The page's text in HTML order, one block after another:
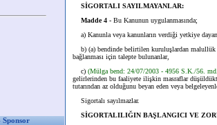
Sponsor
SİGORTALI SAYILMAYANLAR:
Madde 4 - Bu Kanunun uygulanmasında;
a) Kanunla veya kanunların verdiği yetkiye
b) (a) bendinde belirtilen kuruluşlardan malullük
bağlanması için talepte bulunanlar,
c) (Mülga bend: 24/07/2003 - 4956 S.K./56.
gelirlerinden bu faaliyete ilişkin masraflar
tutarından az olduğunu beyan eden veya
Sigortalı sayılmazlar.
SİGORTALILIĞIN BAŞLANGICI VE